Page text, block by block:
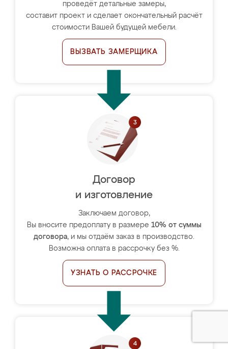
проведёт детальные замеры,
составит проект и сделает окончательный расчёт
стоимости Вашей будущей мебели.
ВЫЗВАТЬ ЗАМЕРЩИКА
Договор
и изготовление
Заключаем договор,
Вы вносите предоплату в размере 10% от суммы
договора, и мы отдаём заказ в производство.
Возможна оплата в рассрочку без %.
УЗНАТЬ О РАССРОЧКЕ